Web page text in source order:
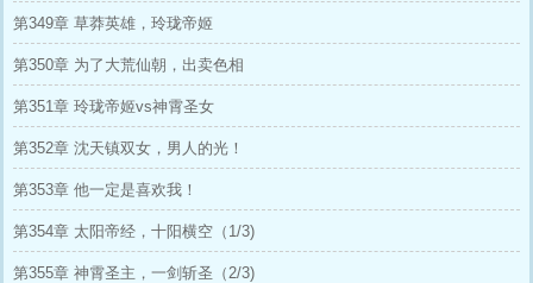
第349章 草莽英雄，玲珑帝姬
第350章 为了大荒仙朝，出卖色相
第351章 玲珑帝姬vs神霄圣女
第352章 沈天镇双女，男人的光！
第353章 他一定是喜欢我！
第354章 太阳帝经，十阳横空（1/3)
第355章 神霄圣主，一剑斩圣（2/3)